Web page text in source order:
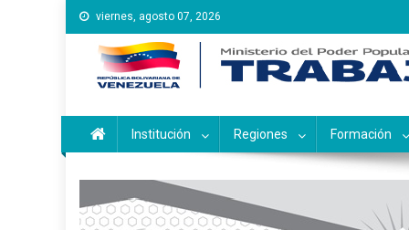
Saltar
al
contenido
viernes, agosto 07, 2026
Instituto Nacional de
Inces
Institución Regiones Formación